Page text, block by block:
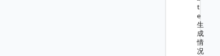
t
e
生
成
情
况